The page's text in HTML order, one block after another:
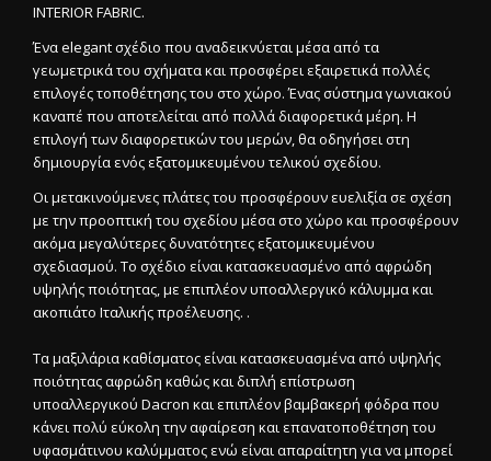
INTERIOR FABRIC.
Ένα elegant σχέδιο που αναδεικνύεται μέσα από τα
γεωμετρικά του σχήματα και προσφέρει εξαιρετικά πολλές
επιλογές τοποθέτησης του στο χώρο. Ένας σύστημα γωνιακού
καναπέ που αποτελείται από πολλά διαφορετικά μέρη. Η
επιλογή των διαφορετικών του μερών, θα οδηγήσει στη
δημιουργία ενός εξατομικευμένου τελικού σχεδίου.
Οι μετακινούμενες πλάτες του προσφέρουν ευελιξία σε σχέση
με την προοπτική του σχεδίου μέσα στο χώρο και προσφέρουν
ακόμα μεγαλύτερες δυνατότητες εξατομικευμένου
σχεδιασμού. Το σχέδιο είναι κατασκευασμένο από αφρώδη
υψηλής ποιότητας, με επιπλέον υποαλλεργικό κάλυμμα και
ακοπιάτο Ιταλικής προέλευσης. .
Τα μαξιλάρια καθίσματος είναι κατασκευασμένα από υψηλής
ποιότητας αφρώδη καθώς και διπλή επίστρωση
υποαλλεργικού Dacron και επιπλέον βαμβακερή φόδρα που
κάνει πολύ εύκολη την αφαίρεση και επανατοποθέτηση του
υφασμάτινου καλύμματος ενώ είναι απαραίτητη για να μπορεί